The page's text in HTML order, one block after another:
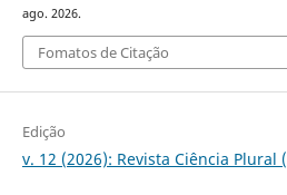
ago. 2026.
Fomatos de Citação
Edição
v. 12 (2026): Revista Ciência Plural